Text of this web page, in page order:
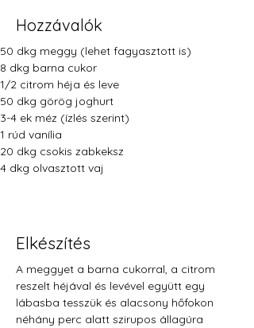
Hozzávalók
50 dkg meggy (lehet fagyasztott is)
8 dkg barna cukor
1/2 citrom héja és leve
50 dkg görög joghurt
3-4 ek méz (ízlés szerint)
1 rúd vanília
20 dkg csokis zabkeksz
4 dkg olvasztott vaj
Elkészítés
A meggyet a barna cukorral, a citrom
reszelt héjával és levével együtt egy
lábasba tesszük és alacsony hőfokon
néhány perc alatt szirupos állagúra